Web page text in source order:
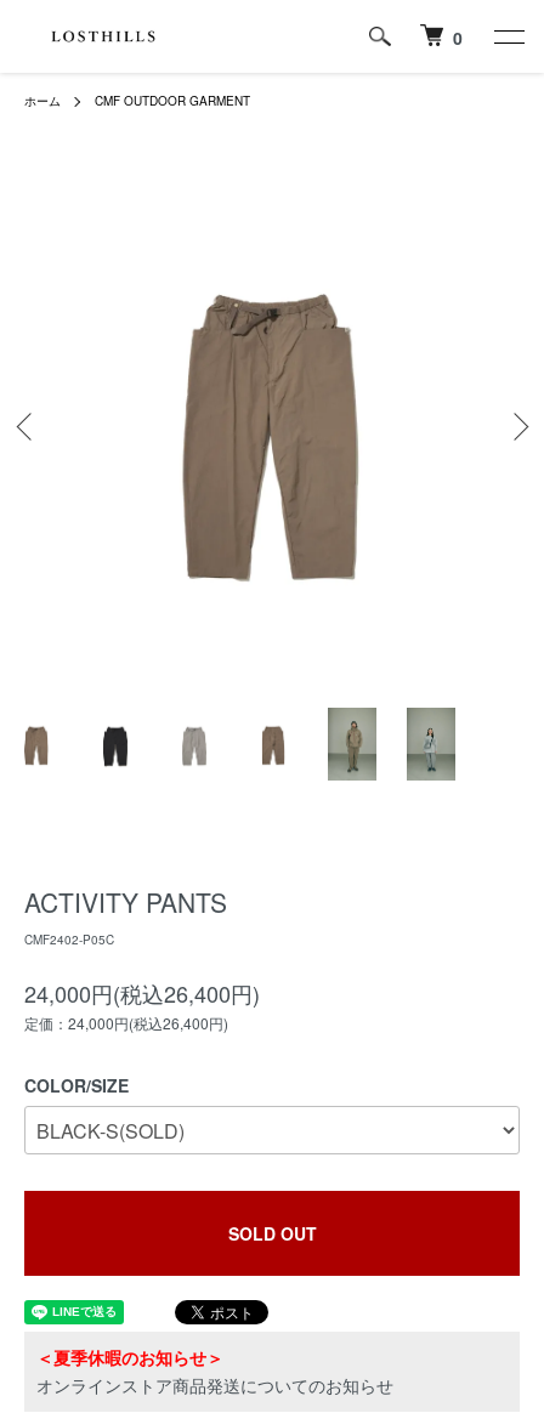
0
ホーム CMF OUTDOOR GARMENT
ACTIVITY PANTS
CMF2402-P05C
24,000円(税込26,400円)
定価：24,000円(税込26,400円)
COLOR/SIZE
SOLD OUT
＜夏季休暇のお知らせ＞
オンラインストア商品発送についてのお知らせ